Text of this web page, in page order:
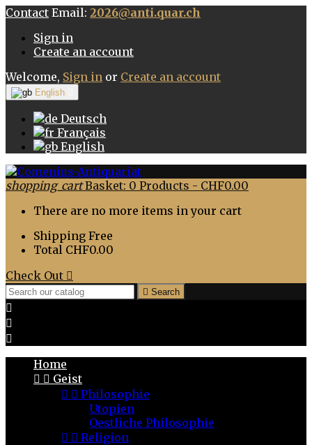
Contact Email: 2026@anti.quar.ch
Sign in
Create an account
Welcome, Sign in or Create an account
English
Deutsch
Français
English
shopping_cart Basket: 0 Products - CHF0.00
There are no more items in your cart
Shipping Free
Total CHF0.00
Check Out 
 Search



Home
  Geist
  Philosophie
Utopien
Oestliche Philosophie
  Religion